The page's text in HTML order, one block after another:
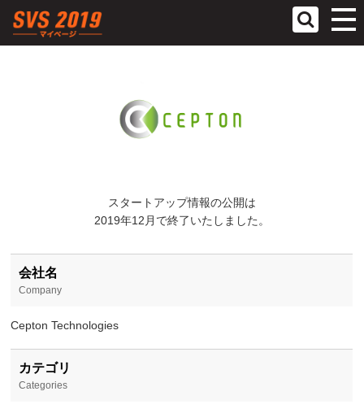
スタートアップ情報の公開は
2019年12月で終了いたしました。
会社名
Company
Cepton Technologies
カテゴリ
Categories